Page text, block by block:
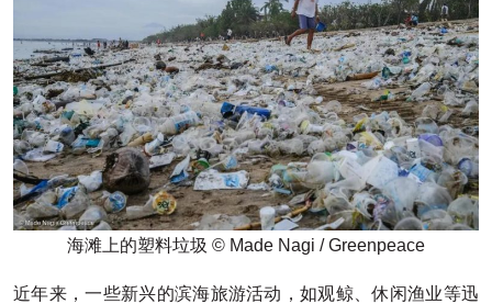
海滩上的塑料垃圾 © Made Nagi / Greenpeace
近年来，一些新兴的滨海旅游活动，如观鲸、休闲渔业等迅